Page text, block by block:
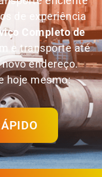
de experiência
Completo de
e transporte até
endereço.
hoje mesmo: